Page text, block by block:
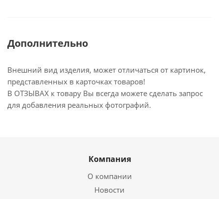
Дополнительно
Внешний вид изделия, может отличаться от картинок,
представленных в карточках товаров!
В ОТЗЫВАХ к товару Вы всегда можете сделать запрос
для добавления реальных фотографий.
Компания
О компании
Новости